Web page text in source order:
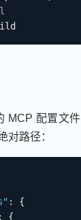
MCP 配置文
对路径：
:
{
: {